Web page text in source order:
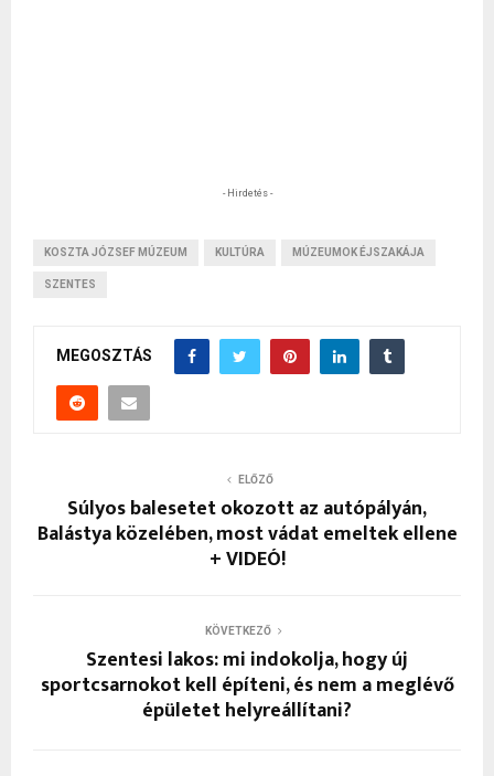
- Hirdetés -
KOSZTA JÓZSEF MÚZEUM KULTÚRA MÚZEUMOK ÉJSZAKÁJA
SZENTES
MEGOSZTÁS
ELŐZŐ
Súlyos balesetet okozott az autópályán,
Balástya közelében, most vádat emeltek ellene
+ VIDEÓ!
KÖVETKEZŐ
Szentesi lakos: mi indokolja, hogy új
sportcsarnokot kell építeni, és nem a meglévő
épületet helyreállítani?